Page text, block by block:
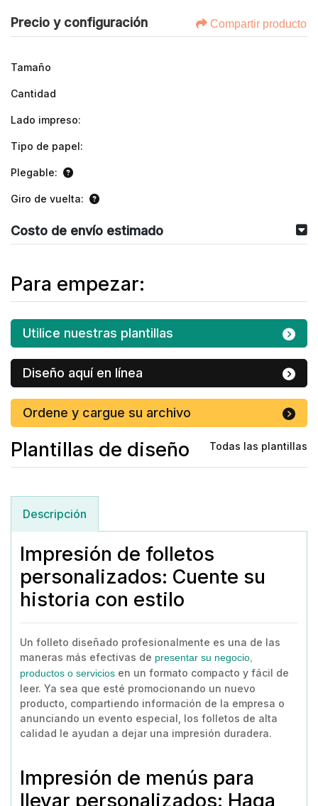
Precio y configuración Compartir producto
Tamaño
Cantidad
Lado impreso:
Tipo de papel:
Plegable:
Giro de vuelta:
Costo de envío estimado
Para empezar:
Utilice nuestras plantillas
Diseño aquí en línea
Ordene y cargue su archivo
Todas las plantillas
Plantillas de diseño
Descripción
Impresión de folletos
personalizados: Cuente su
historia con estilo
Un folleto diseñado profesionalmente es una de las
maneras más efectivas de presentar su negocio,
productos o servicios en un formato compacto y fácil de
leer. Ya sea que esté promocionando un nuevo
producto, compartiendo información de la empresa o
anunciando un evento especial, los folletos de alta
calidad le ayudan a dejar una impresión duradera.
Impresión de menús para
llevar personalizados: Haga